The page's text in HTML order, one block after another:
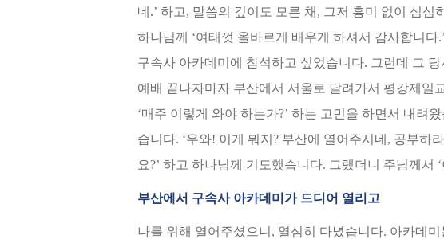
네.’ 하고, 말씀의 깊이도 모른 채, 그저 흥미 없이 심
하나님께 ‘여태껏 올바르게 배우게 하셔서 감사합니
구속사 아카데미에 참석하고 싶었습니다. 그런데 그
예배 끝나자마자 부산에서 서울로 달려가서 평강제일
‘매주 이렇게 와야 하는가?’ 하는 고민을 하면서 내려
습니다. ‘우와! 이게 뭐지? 부산에 열어주시네, 공부하
요?’ 하고 하나님께 기도했습니다. 그랬더니 주님께
부산에서 구속사 아카데미가 드디어 열리고
나를 위해 열어주셨으니, 열심히 다녔습니다. 아카데